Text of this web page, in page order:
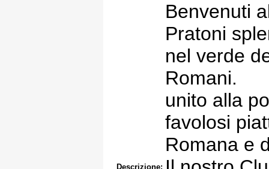
Descrizione:
Benvenuti
Pratoni
nel verde
Romani.
unito alla
favolosi
Romana e